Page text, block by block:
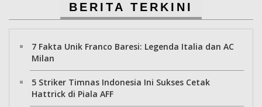
BERITA TERKINI
7 Fakta Unik Franco Baresi: Legenda Italia dan AC
Milan
5 Striker Timnas Indonesia Ini Sukses Cetak
Hattrick di Piala AFF